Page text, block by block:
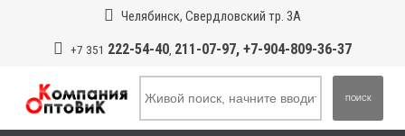
Челябинск, Свердловский тр. 3А
+7 351 222-54-40, 211-07-97, +7-904-809-36-37
ПОИСК